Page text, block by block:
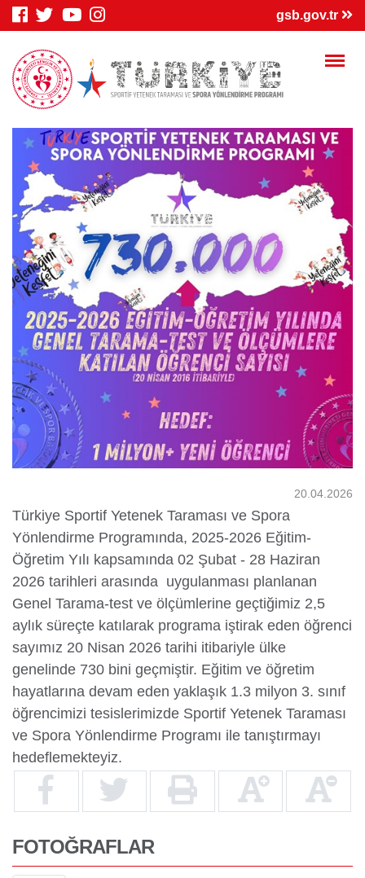
gsb.gov.tr
20.04.2026
Türkiye Sportif Yetenek Taraması ve Spora
Yönlendirme Programında, 2025-2026 Eğitim-
Öğretim Yılı kapsamında 02 Şubat - 28 Haziran
2026 tarihleri arasında uygulanması planlanan
Genel Tarama-test ve ölçümlerine geçtiğimiz 2,5
aylık süreçte katılarak programa iştirak eden öğrenci
sayımız 20 Nisan 2026 tarihi itibariyle ülke
genelinde 730 bini geçmiştir. Eğitim ve öğretim
hayatlarına devam eden yaklaşık 1.3 milyon 3. sınıf
öğrencimizi tesislerimizde Sportif Yetenek Taraması
ve Spora Yönlendirme Programı ile tanıştırmayı
hedeflemekteyiz.
FOTOĞRAFLAR
×
Genç Bilgi
Sistemi
Spor Bilgi
Sistemi
Kredi/Yurt
İşlemleri
Kredi/Yurt E-
Ödeme
Kredi Borcu
Sorgula
Kredi/Bursum
Yattı mı?
Yurtdışı
Öğrenciler